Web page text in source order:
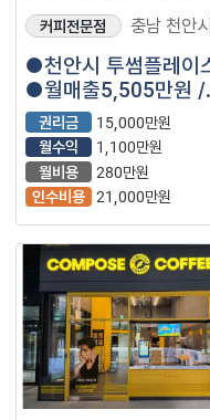
커피전문점 충남 천안시
●천안시 투썸플레이
●월매출5,505만원 /
초보안정창업추천!
권리금
15,000만원
월수익
1,100만원
월비용
280만원
인수비용 21,000만원